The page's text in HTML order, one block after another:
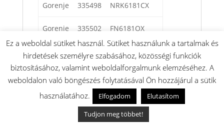
Gorenje 335498 NRK6181CX
Gorenje 335502 FN6181OX
Gorenje 335503 FN6181OB
Körting KNRK41285E
Körting 335506 KNRK61378DE
335509 KNRK60322DE
Ez a weboldal sütiket használ. Sütiket használunk a tartalmak és
hirdetések személyre szabásához, közösségi funkciók
biztosításához, valamint weboldalforgalmunk elemzéséhez. A
weboldalon való böngészés folytatásával Ön hozzájárul a sütik
használatához.
Elfogadom
Elutasítom
Tudjon meg többet!